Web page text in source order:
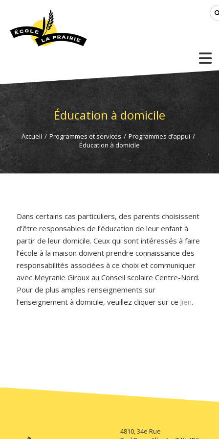
Éducation à domicile
Accueil / Programmes et services / Programmes d’appui /
Éducation à domicile
Dans certains cas particuliers, des parents choisissent
d’être responsables de l’éducation de leur enfant à
partir de leur domicile. Ceux qui sont intéressés à faire
l’école à la maison doivent prendre connaissance des
responsabilités associées à ce choix et communiquer
avec Meyranie Giroux au Conseil scolaire Centre-Nord.
Pour de plus amples renseignements sur
l'enseignement à domicile, veuillez cliquer sur ce lien.
4810, 34e Rue